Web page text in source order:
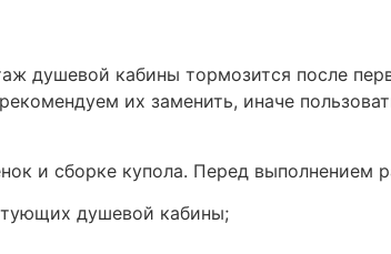
душевой кабины тормозится после
их заменить, иначе
и сборке купола. Перед выполнением
душевой кабины;